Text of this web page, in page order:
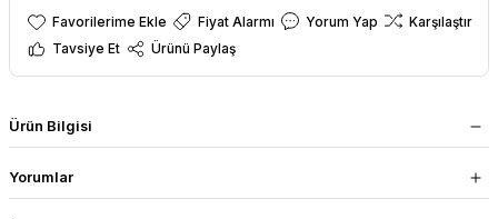
Fiyat Alarmı Yorum Yap
Karşılaştır
Tavsiye Et
Ürünü Paylaş
Ürün Bilgisi
Yorumlar